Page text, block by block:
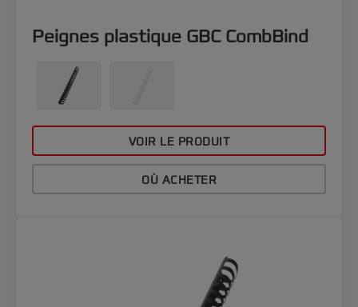
Peignes plastique GBC CombBind
VOIR LE PRODUIT
OÙ ACHETER